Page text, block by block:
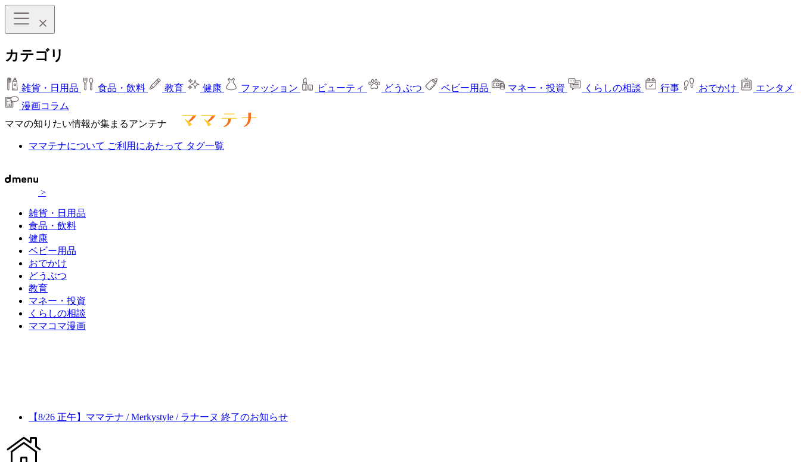
カテゴリ
雑貨・日用品 食品・飲料 教育 健康 ファッション ビューティ どうぶつ ベビー用品 マネー・投資 くらしの相談 行事 おでかけ
エンタメ
漫画コラム
ママの知りたい情報が集まるアンテナ
ママテナについて ご利用にあたって タグ一覧
>
雑貨・日用品
食品・飲料
健康
ベビー用品
おでかけ
どうぶつ
教育
マネー・投資
くらしの相談
ママコマ漫画
【8/26 正午】ママテナ / Merkystyle / ラナーヌ 終了のお知らせ